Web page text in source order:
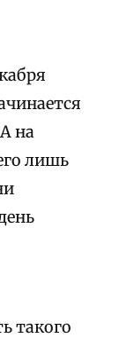
на
лишь
такого